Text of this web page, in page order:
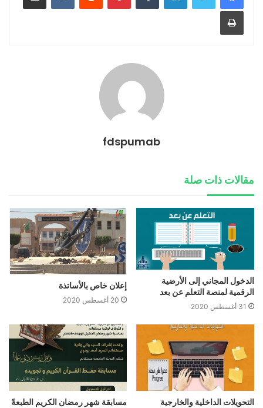
طباعة
fdspumab
مقالات ذات صلة
الدخول المجاني إلى الأرضية
الرقمية لمنصة التعلم عن بعد
31 أغسطس 2020
إعلان خاص بالأساتذة
20 أغسطس 2020
التحويلات الداخلية والخارجية
مسابقة شهر رمضان الكريم الطبعةً